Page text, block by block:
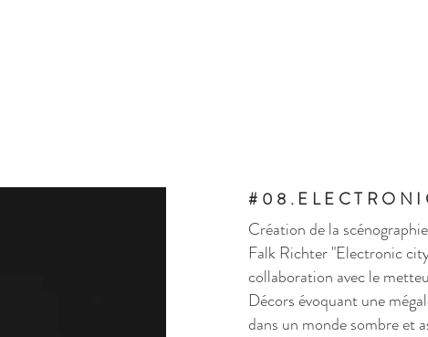
Création de la
Falk Richter "Electronic
collaboration avec le
Décors évoquant une
dans un monde sombre et